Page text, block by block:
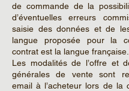
de commande de la
d’éventuelles erreurs
saisie des données et de
langue proposée pour la
contrat est la langue française.
Les modalités de l’offre et
générales de vente sont
email à l’acheteur lors de la